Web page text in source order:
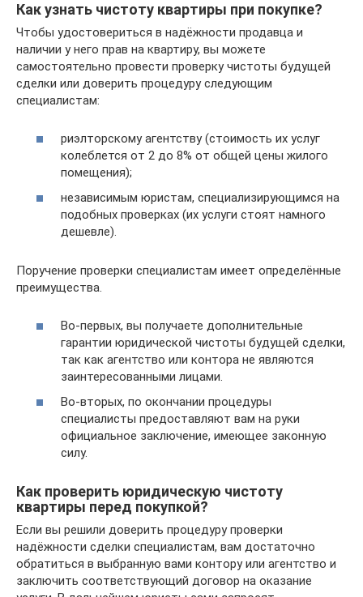
Как узнать чистоту квартиры при покупке?
Чтобы удостовериться в надёжности продавца и
наличии у него прав на квартиру, вы можете
самостоятельно провести проверку чистоты будущей
сделки или доверить процедуру следующим
специалистам:
риэлторскому агентству (стоимость их услуг
колеблется от 2 до 8% от общей цены жилого
помещения);
независимым юристам, специализирующимся на
подобных проверках (их услуги стоят намного
дешевле).
Поручение проверки специалистам имеет определённые
преимущества.
Во-первых, вы получаете дополнительные
гарантии юридической чистоты будущей сделки,
так как агентство или контора не являются
заинтересованными лицами.
Во-вторых, по окончании процедуры
специалисты предоставляют вам на руки
официальное заключение, имеющее законную
силу.
Как проверить юридическую чистоту
квартиры перед покупкой?
Если вы решили доверить процедуру проверки
надёжности сделки специалистам, вам достаточно
обратиться в выбранную вами контору или агентство и
заключить соответствующий договор на оказание